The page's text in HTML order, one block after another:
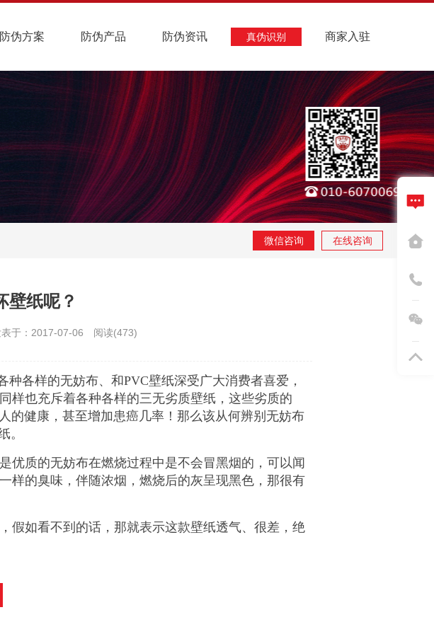
防伪方案 防伪产品 防伪资讯 真伪识别 商家入驻
微信咨询 在线咨询
壁纸呢？
表于：2017-07-06 阅读(473)
各样的无妨布、和PVC壁纸深受广大消费者喜爱，
样也充斥着各种各样的三无劣质壁纸，这些劣质的
的健康，甚至增加患癌几率！那么该从何辨别无妨布
。
优质的无妨布在燃烧过程中是不会冒黑烟的，可以闻
样的臭味，伴随浓烟，燃烧后的灰呈现黑色，那很有
假如看不到的话，那就表示这款壁纸透气、很差，绝